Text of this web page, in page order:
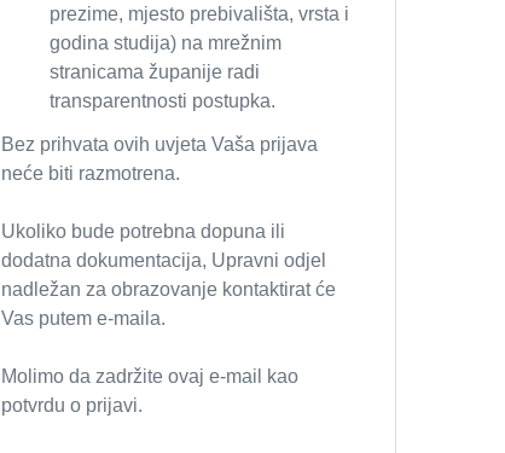
prezime, mjesto prebivališta, vrsta i
godina studija) na mrežnim
stranicama županije radi
transparentnosti postupka.
Bez prihvata ovih uvjeta Vaša prijava
neće biti razmotrena.
Ukoliko bude potrebna dopuna ili
dodatna dokumentacija, Upravni odjel
nadležan za obrazovanje kontaktirat će
Vas putem e-maila.
Molimo da zadržite ovaj e-mail kao
potvrdu o prijavi.